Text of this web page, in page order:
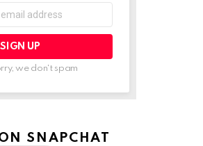
we don't spam
SNAPCHAT